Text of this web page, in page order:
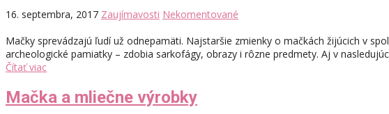
16. septembra, 2017 Zaujímavosti Nekomentované
Mačky sprevádzajú ľudí už odnepamäti. Najstaršie zmienky o mačkách žijúcich v
archeologické pamiatky – zdobia sarkofágy, obrazy i rôzne predmety. Aj v
Čítať viac
Mačka a mliečne výrobky